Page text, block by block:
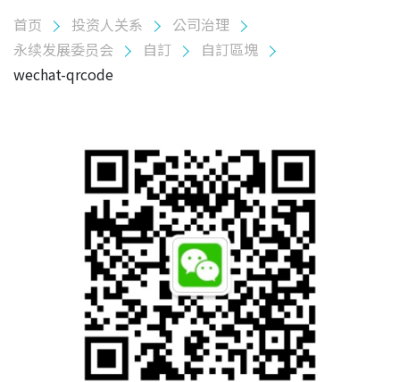
投资人关系
股东专栏
董事会
审计委员会
薪资报酬委员会
永续发展委员会
公司重要规章
内部稽核
首页 投资人关系
公司治理
永续发展委员会
自訂
自訂區塊
wechat-qrcode